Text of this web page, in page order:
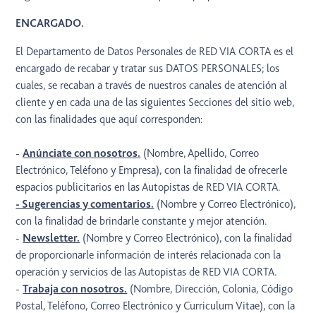
ENCARGADO.
El Departamento de Datos Personales de RED VIA CORTA es el
encargado de recabar y tratar sus DATOS PERSONALES; los
cuales, se recaban a través de nuestros canales de atención al
cliente y en cada una de las siguientes Secciones del sitio web,
con las finalidades que aquí corresponden:
-Anúnciate con nosotros. (Nombre, Apellido, Correo
Electrónico, Teléfono y Empresa), con la finalidad de ofrecerle
espacios publicitarios en las Autopistas de RED VIA CORTA.
- Sugerencias y comentarios. (Nombre y Correo Electrónico),
con la finalidad de brindarle constante y mejor atención.
- Newsletter. (Nombre y Correo Electrónico), con la finalidad
de proporcionarle información de interés relacionada con la
operación y servicios de las Autopistas de RED VIA CORTA.
-Trabaja con nosotros. (Nombre, Dirección, Colonia, Código
Postal, Teléfono, Correo Electrónico y Curriculum Vitae), con la